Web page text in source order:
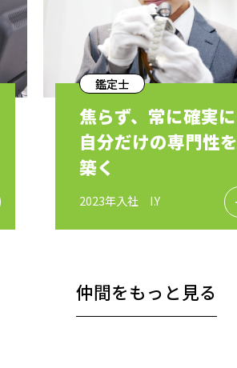
鑑定士
焦らず、常に確実に
自分だけの専門性を
築く
2023年入社 I.Y
仲間をもっと見る